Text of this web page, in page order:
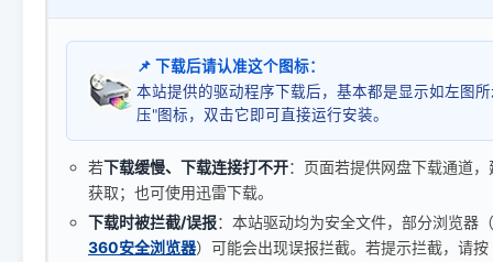
📌 下载后请认准这个图标：
本站提供的驱动程序下载后，基本都是显示如左图
压"图标，双击它即可直接运行安装。
若下载缓慢、下载连接打不开：页面若提供网盘下载通道
获取；也可使用迅雷下载。
下载时被拦截/误报：本站驱动均为安全文件，部分浏览器
360安全浏览器）可能会出现误报拦截。若提示拦截，请按